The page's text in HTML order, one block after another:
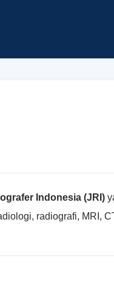
Indonesia (JRI)
radiografi, MRI,